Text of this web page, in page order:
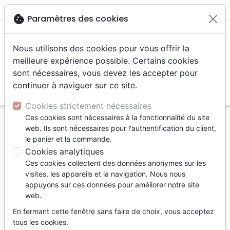
menu
Accueil Livres Religion +
Religion +
Filtrer tune
Histoire de
l'Église
Islam
Occultisme,
cookie Paramètres des cookies
Nous utilisons des cookies pour vous offrir la
meilleure expérience possible. Certains cookies
sont nécessaires, vous devez les accepter pour
continuer à naviguer sur ce site.
Cookies strictement nécessaires
Ces cookies sont nécessaires à la fonctionnalité du site
web. Ils sont nécessaires pour l'authentification du client,
le panier et la commande.
Cookies analytiques
Ces cookies collectent des données anonymes sur les
visites, les appareils et la navigation. Nous nous
appuyons sur ces données pour améliorer notre site
web.
En fermant cette fenêtre sans faire de choix, vous acceptez
tous les cookies.